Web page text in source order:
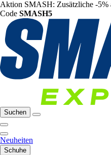
Aktion SMASH: Zusätzliche -5%
Code SMASH5
Suchen
Neuheiten
Schuhe